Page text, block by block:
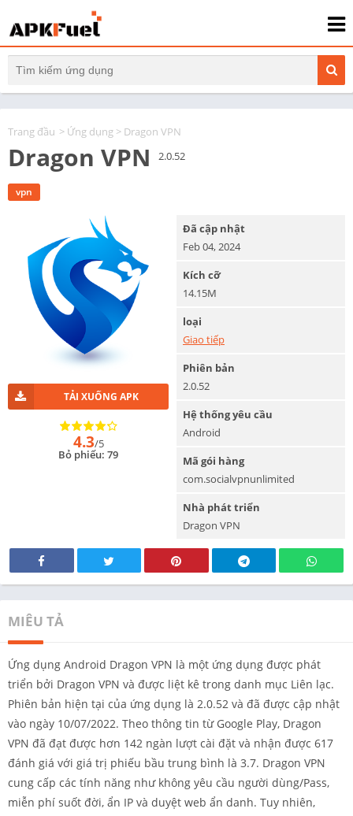
Trang đầu > Ứng dụng > Dragon VPN
Dragon VPN 2.0.52
vpn
TẢI XUỐNG APK
4.3/5
Bỏ phiếu: 79
Đã cập nhật
Feb 04, 2024
Kích cỡ
14.15M
loại
Giao tiếp
Phiên bản
2.0.52
Hệ thống yêu cầu
Android
Mã gói hàng
com.socialvpnunlimited
Nhà phát triển
Dragon VPN
MIÊU TẢ
Ứng dụng Android Dragon VPN là một ứng dụng được phát
triển bởi Dragon VPN và được liệt kê trong danh mục Liên lạc.
Phiên bản hiện tại của ứng dụng là 2.0.52 và đã được cập nhật
vào ngày 10/07/2022. Theo thông tin từ Google Play, Dragon
VPN đã đạt được hơn 142 ngàn lượt cài đặt và nhận được 617
đánh giá với giá trị phiếu bầu trung bình là 3.7. Dragon VPN
cung cấp các tính năng như không yêu cầu người dùng/Pass,
miễn phí suốt đời, ẩn IP và duyệt web ẩn danh. Tuy nhiên,